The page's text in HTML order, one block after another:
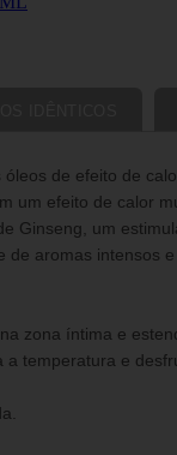
de efeito de
um efeito de calor
Ginseng, um
aromas intensos e
zona íntima e
temperatura e